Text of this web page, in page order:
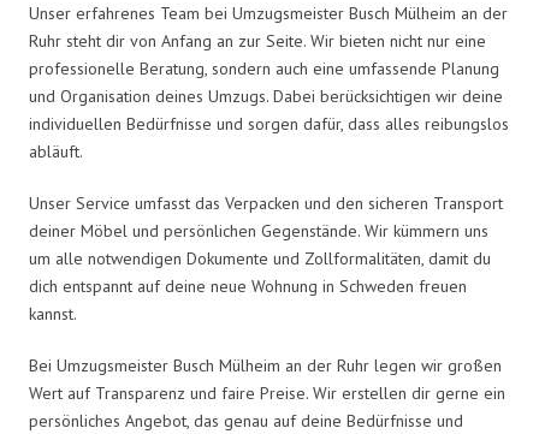
Unser erfahrenes Team bei Umzugsmeister Busch Mülheim an der
Ruhr steht dir von Anfang an zur Seite. Wir bieten nicht nur eine
professionelle Beratung, sondern auch eine umfassende Planung
und Organisation deines Umzugs. Dabei berücksichtigen wir deine
individuellen Bedürfnisse und sorgen dafür, dass alles reibungslos
abläuft.
Unser Service umfasst das Verpacken und den sicheren Transport
deiner Möbel und persönlichen Gegenstände. Wir kümmern uns
um alle notwendigen Dokumente und Zollformalitäten, damit du
dich entspannt auf deine neue Wohnung in Schweden freuen
kannst.
Bei Umzugsmeister Busch Mülheim an der Ruhr legen wir großen
Wert auf Transparenz und faire Preise. Wir erstellen dir gerne ein
persönliches Angebot, das genau auf deine Bedürfnisse und